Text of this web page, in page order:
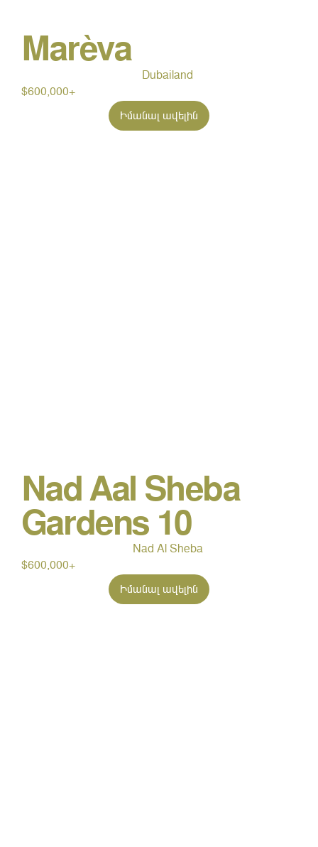
Marèva
Dubailand
$600,000+
Իմանալ ավելին
Nad Aal Sheba
Gardens 10
Nad Al Sheba
$600,000+
Իմանալ ավելին